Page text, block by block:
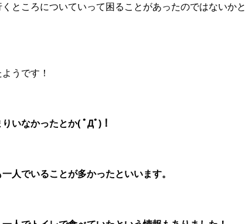
ところについていって困ることがあったのではないかと
うです！
いなかったとか( ﾟДﾟ)！
人でいることが多かったといいます。